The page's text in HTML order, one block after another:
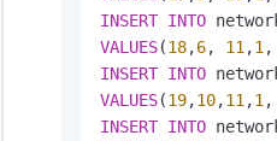
INSERT INTO
VALUES(18,6, 11 ,1 ,
INSERT INTO
VALUES(19,10,11 ,1 ,
INSERT INTO